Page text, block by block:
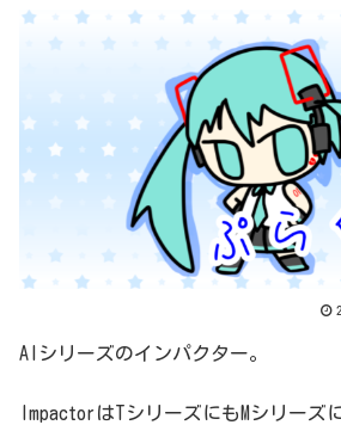
AIシリーズのインパクター。
ImpactorはTシリーズにもMシリーズ